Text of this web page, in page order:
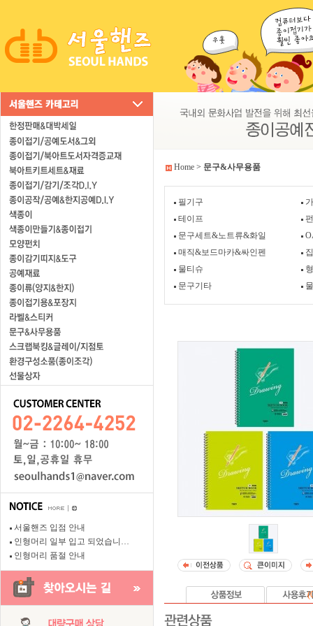
서울핸즈 입점 안내
인형머리 일부 입고 되었습니…
인형머리 품절 안내
Home > 문구&사무용품
필기구
테이프
문구세트&노트류&화일
매직&보드마카&싸인펜
물티슈
문구기타
(